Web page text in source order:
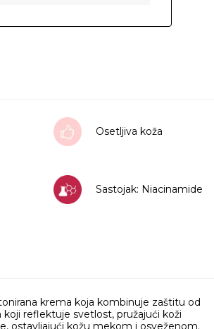
Osetljiva koža
Sastojak: Niacinamide
krema koja kombinuje zaštitu od
reflektuje svetlost, pružajući koži
ostavljajući kožu mekom i osveženom.